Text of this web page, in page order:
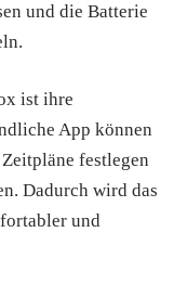
und die Batterie
ist ihre
App können
festlegen
Dadurch wird das
und